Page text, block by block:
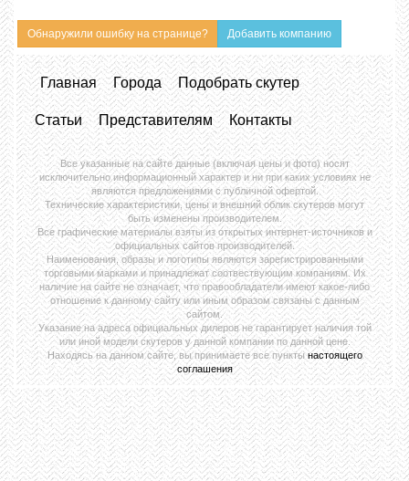
Обнаружили ошибку на странице? Добавить компанию
Главная Города Подобрать скутер
Статьи Представителям Контакты
Все указанные на сайте данные (включая цены и фото) носят
исключительно информационный характер и ни при каких условиях не
являются предложениями с публичной офертой.
Технические характеристики, цены и внешний облик скутеров могут
быть изменены производителем.
Все графические материалы взяты из открытых интернет-источников и
официальных сайтов производителей.
Наименования, образы и логотипы являются зарегистрированными
торговыми марками и принадлежат соотвествующим компаниям. Их
наличие на сайте не означает, что правообладатели имеют какое-либо
отношение к данному сайту или иным образом связаны с данным
сайтом.
Указание на адреса официальных дилеров не гарантирует наличия той
или иной модели скутеров у данной компании по данной цене.
Находясь на данном сайте, вы принимаете все пункты настоящего
соглашения